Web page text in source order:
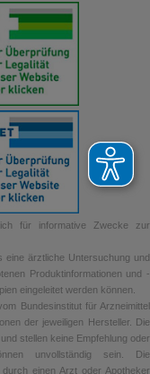
für informative Zwecke zur
eine ärztliche Untersuchung und
Produktinformationen und -
eingeleitet werden können.
Bundesinstitut für Arzneimittel
der jeweiligen Hersteller. Die
stellen keine Empfehlung oder
unvollständig sein. Die
einen Arzt oder Apotheker